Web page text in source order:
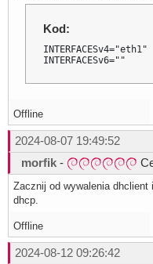
Kod:
INTERFACESv4="eth1"
INTERFACESv6=""
Offline
2024-08-07 19:49:52
morfik -
Zacznij od wywalenia
dhcp.
Offline
2024-08-12 09:26:42